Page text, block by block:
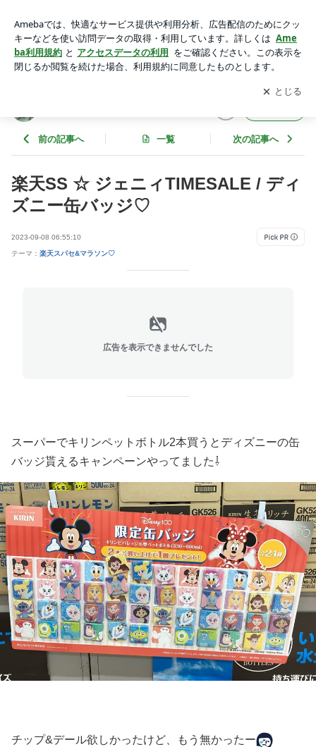
ブログ
アプリをダウンロードして ブログの更新通知
を受け取りまし
ょう。
開く
前の記事へ 一覧 次の記事へ
楽天SS ☆ ジェニィTIMESALE / ディ
ズニー缶バッジ♡
2023-09-08 06:55:10
テーマ： 楽天スパセ&マラソン♡
広告を表示できませんでした
スーパーでキリンペットボトル2本買うとディズニーの缶
バッジ貰えるキャンペーンやってました⇩
チップ&デール欲しかったけど、もう無かったー